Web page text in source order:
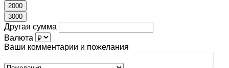
2000
3000
Другая сумма
Валюта
Ваши комментарии и пожелания